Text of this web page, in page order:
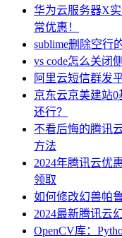
华为云服务器X
常优惠！
sublime删除空行
vs code怎么关闭
阿里云短信群发
京东云京美建站
还行？
不看后悔的腾讯
方法
2024年腾讯云优
领取
如何修改幻兽帕
2024最新腾讯云
OpenCV库：